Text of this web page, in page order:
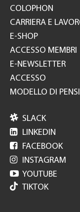
COLOPHON
CARRIERA E
E-SHOP
ACCESSO MEMBRI
E-NEWSLETTER
ACCESSO
 SLACK
 LINKEDIN
 FACEBOOK
 INSTAGRAM
 YOUTUBE
TIKTOK